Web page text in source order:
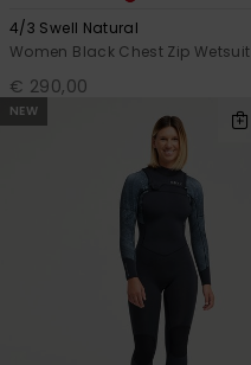
4/3 Swell Natural
Women Black Chest Zip Wetsuit
€ 290,00
NEW